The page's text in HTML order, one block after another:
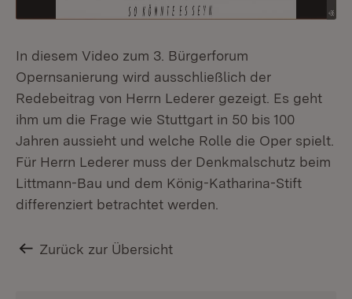
In diesem Video zum 3. Bürgerforum
Opernsanierung wird ausschließlich der
Redebeitrag von Herrn Lederer gezeigt. Es geht
ihm um die Frage wie Stuttgart in 50 bis 100
Jahren aussieht und welche Rolle die Oper spielt.
Für Herrn Lederer muss der Denkmalschutz beim
Littmann-Bau und dem König-Katharina-Stift
differenziert betrachtet werden.
Zurück zur Übersicht